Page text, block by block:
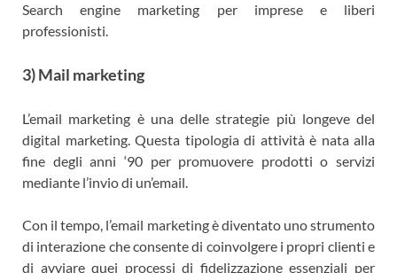
Search engine marketing per imprese e liberi
professionisti.
3) Mail marketing
L’email marketing è una delle strategie più longeve del
digital marketing. Questa tipologia di attività è nata alla
fine degli anni ‘90 per promuovere prodotti o servizi
mediante l’invio di un’email.
Con il tempo, l’email marketing è diventato uno strumento
di interazione che consente di coinvolgere i propri clienti e
di avviare quei processi di fidelizzazione essenziali per